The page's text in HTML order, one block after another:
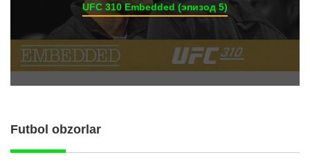
UFC 310 Embedded (эпизод 5)
Futbol obzorlar